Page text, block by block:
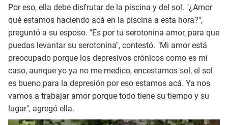
Por eso, ella debe disfrutar de la piscina y del sol. "¿Amor
qué estamos haciendo acá en la piscina a esta hora?",
preguntó a su esposo. "Es por tu serotonina amor, para que
puedas levantar su serotonina", contestó. "Mi amor está
preocupado porque los depresivos crónicos como es mi
caso, aunque yo ya no me medico, encestamos sol, el sol
es bueno para la depresión por eso estamos acá. Ya nos
vamos a trabajar amor porque todo tiene su tiempo y su
lugar", agregó ella.